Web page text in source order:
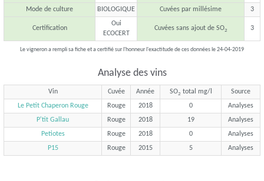
Mode de culture BIOLOGIQUE Cuvées par millésime 3
Certification
Oui
ECOCERT
Cuvées sans ajout de SO2 3
Le vigneron a rempli sa fiche et a certifié sur l'honneur l'exactitude de ces données le 24-04-2019
Analyse des vins
Vin Cuvée Année SO2 total mg/l
Source
Le Petit Chaperon Rouge
Rouge 2018 0
Analyses
P'tit Gallau
Rouge 2018 19
Analyses
Petiotes
Rouge 2018 0
Analyses
P15
Rouge 2015 5 Analyses